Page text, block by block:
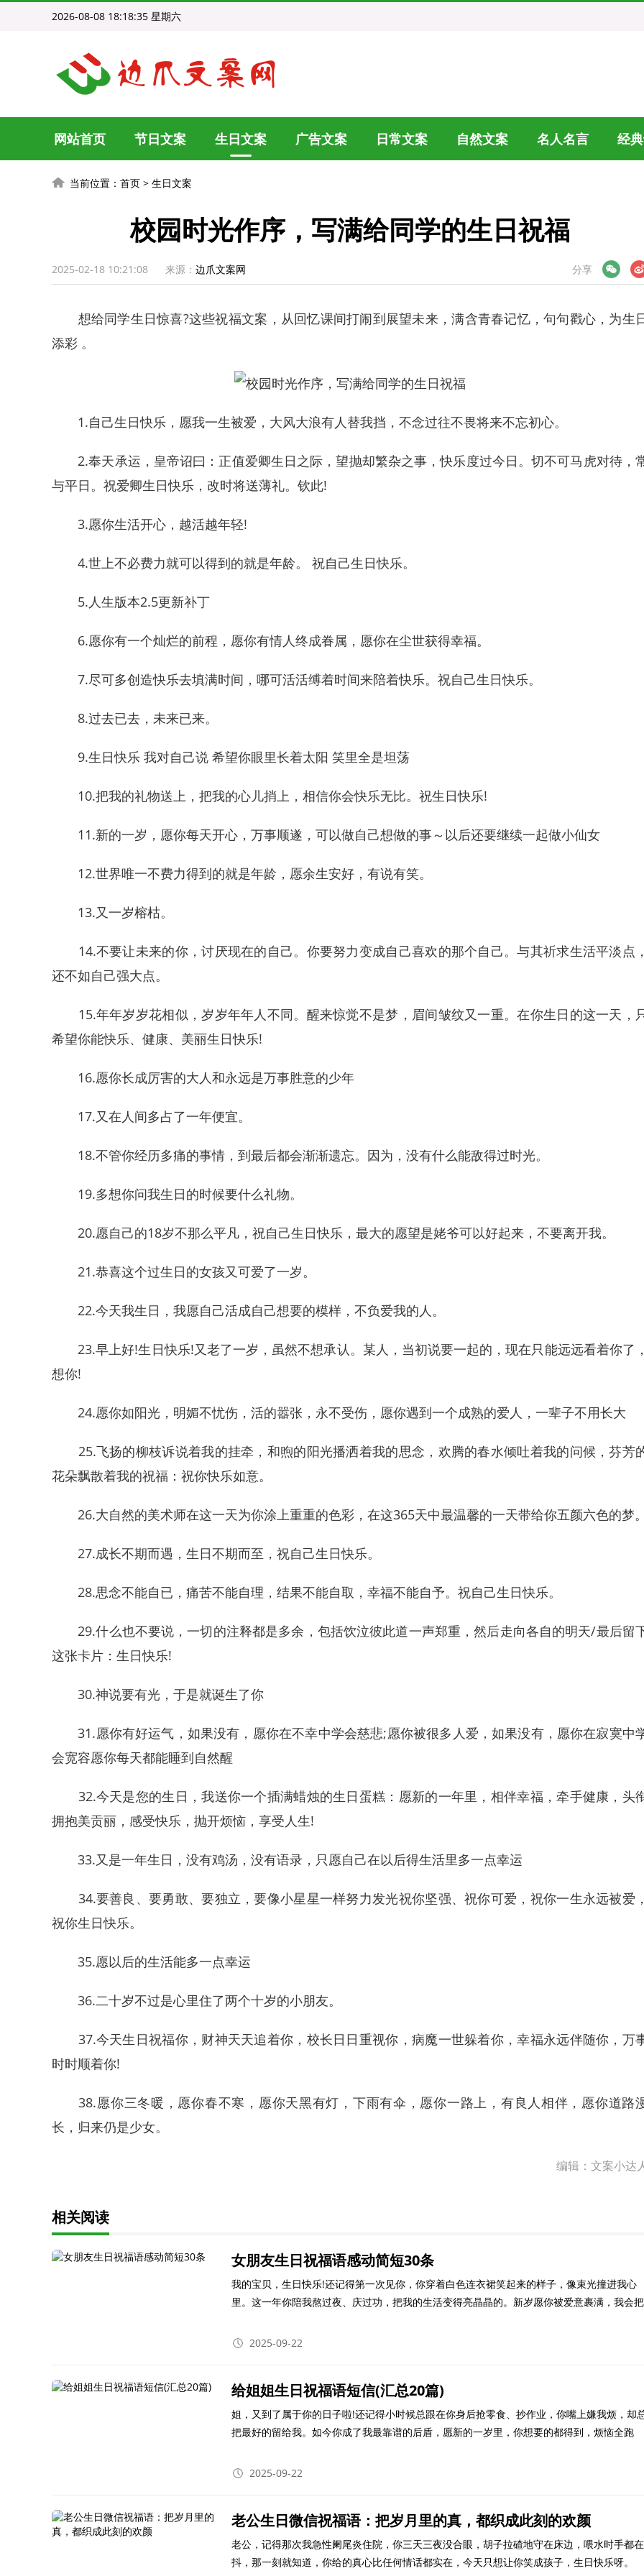
2026-08-08 18:18:36 星期六
网站首页 节日文案 生日文案 广告文案 日常文案 自然文案 名人名言 经
当前位置： 首页 > 生日文案
校园时光作序，写满给同学的生日祝福
2025-02-18 10:21:08 来源： 边爪文案网 分享
微博
想给同学生日惊喜?这些祝福文案，从回忆课间打闹到展望未来，满含青春记忆，句句戳心，为生
添彩 。
1.自己生日快乐，愿我一生被爱，大风大浪有人替我挡，不念过往不畏将来不忘初心。
2.奉天承运，皇帝诏曰：正值爱卿生日之际，望抛却繁杂之事，快乐度过今日。切不可马虎对待，
与平日。祝爱卿生日快乐，改时将送薄礼。钦此!
3.愿你生活开心，越活越年轻!
4.世上不必费力就可以得到的就是年龄。 祝自己生日快乐。
5.人生版本2.5更新补丁
6.愿你有一个灿烂的前程，愿你有情人终成眷属，愿你在尘世获得幸福。
7.尽可多创造快乐去填满时间，哪可活活缚着时间来陪着快乐。祝自己生日快乐。
8.过去已去，未来已来。
9.生日快乐 我对自己说 希望你眼里长着太阳 笑里全是坦荡
10.把我的礼物送上，把我的心儿捎上，相信你会快乐无比。祝生日快乐!
11.新的一岁，愿你每天开心，万事顺遂，可以做自己想做的事～以后还要继续一起做小仙女
12.世界唯一不费力得到的就是年龄，愿余生安好，有说有笑。
13.又一岁榕枯。
14.不要让未来的你，讨厌现在的自己。你要努力变成自己喜欢的那个自己。与其祈求生活平淡点，
还不如自己强大点。
15.年年岁岁花相似，岁岁年年人不同。醒来惊觉不是梦，眉间皱纹又一重。在你生日的这一天，
希望你能快乐、健康、美丽生日快乐!
16.愿你长成厉害的大人和永远是万事胜意的少年
17.又在人间多占了一年便宜。
18.不管你经历多痛的事情，到最后都会渐渐遗忘。因为，没有什么能敌得过时光。
19.多想你问我生日的时候要什么礼物。
20.愿自己的18岁不那么平凡，祝自己生日快乐，最大的愿望是姥爷可以好起来，不要离开我​。
21.恭喜这个过生日的女孩又可爱了一岁。
22.今天我生日，我愿自己活成自己想要的模样，不负爱我的人。
23.早上好!生日快乐!又老了一岁，虽然不想承认。某人，当初说要一起的，现在只能远远看着你了，
想你!
24.愿你如阳光，明媚不忧伤，活的嚣张，永不受伤，愿你遇到一个成熟的爱人，一辈子不用长大
25.飞扬的柳枝诉说着我的挂牵，和煦的阳光播洒着我的思念，欢腾的春水倾吐着我的问候，芬芳
花朵飘散着我的祝福：祝你快乐如意。
26.大自然的美术师在这一天为你涂上重重的色彩，在这365天中最温馨的一天带给你五颜六色的梦。
27.成长不期而遇，生日不期而至，祝自己生日快乐。
28.思念不能自已，痛苦不能自理，结果不能自取，幸福不能自予。祝自己生日快乐。
29.什么也不要说，一切的注释都是多余，包括饮泣彼此道一声郑重，然后走向各自的明天/最后留
这张卡片：生日快乐!
30.神说要有光，于是就诞生了你
31.愿你有好运气，如果没有，愿你在不幸中学会慈悲;愿你被很多人爱，如果没有，愿你在寂寞中
会宽容愿你每天都能睡到自然醒
32.今天是您的生日，我送你一个插满蜡烛的生日蛋糕：愿新的一年里，相伴幸福，牵手健康，头
拥抱美贡丽，感受快乐，抛开烦恼，享受人生!
33.又是一年生日，没有鸡汤，没有语录，只愿自己在以后得生活里多一点幸运
34.要善良、要勇敢、要独立，要像小星星一样努力发光祝你坚强、祝你可爱，祝你一生永远被爱，
祝你生日快乐。
35.愿以后的生活能多一点幸运
36.二十岁不过是心里住了两个十岁的小朋友。
37.今天生日祝福你，财神天天追着你，校长日日重视你，病魔一世躲着你，幸福永远伴随你，万
时时顺着你!
38.愿你三冬暖，愿你春不寒，愿你天黑有灯，下雨有伞，愿你一路上，有良人相伴，愿你道路
长，归来仍是少女。
编辑：文案小达
相关阅读
女朋友生日祝福语感动简短30条
我的宝贝，生日快乐!还记得第一次见你，你穿着白色连衣裙笑起来的样子，像束光撞进我心
里。这一年你陪我熬过夜、庆过功，把我的生活变得亮晶晶的。新岁愿你被爱意裹满，我会把
2025-09-22
给姐姐生日祝福语短信(汇总20篇)
姐，又到了属于你的日子啦!还记得小时候总跟在你身后抢零食、抄作业，你嘴上嫌我烦，却
把最好的留给我。如今你成了我最靠谱的后盾，愿新的一岁里，你想要的都得到，烦恼全跑
2025-09-22
老公生日微信祝福语：把岁月里的真，都织成此刻的欢颜
老公，记得那次我急性阑尾炎住院，你三天三夜没合眼，胡子拉碴地守在床边，喂水时手都在
抖，那一刻就知道，你给的真心比任何情话都实在，今天只想让你笑成孩子，生日快乐呀。